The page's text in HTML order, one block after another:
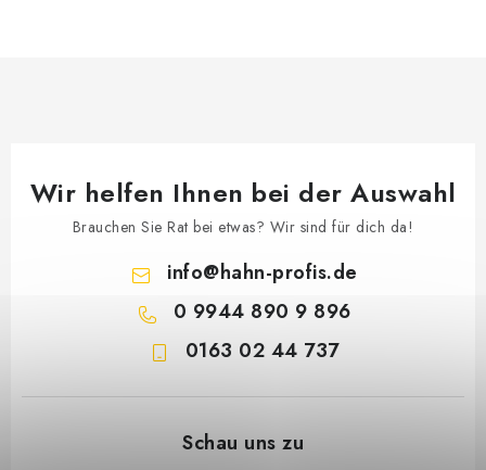
Wir helfen Ihnen bei der Auswahl
Brauchen Sie Rat bei etwas? Wir sind für dich da!
info@hahn-profis.de
0 9944 890 9 896
0163 02 44 737